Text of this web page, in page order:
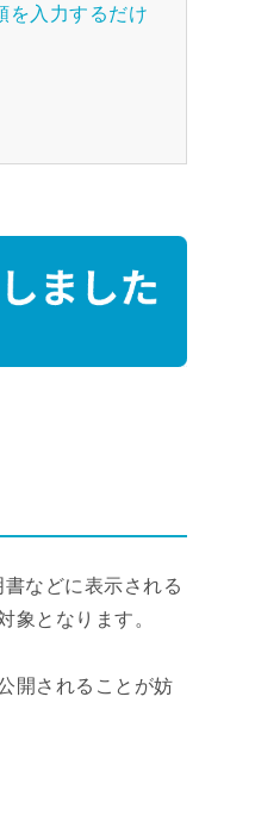
を入力するだけ
などに表示される
となります。
開されることが妨